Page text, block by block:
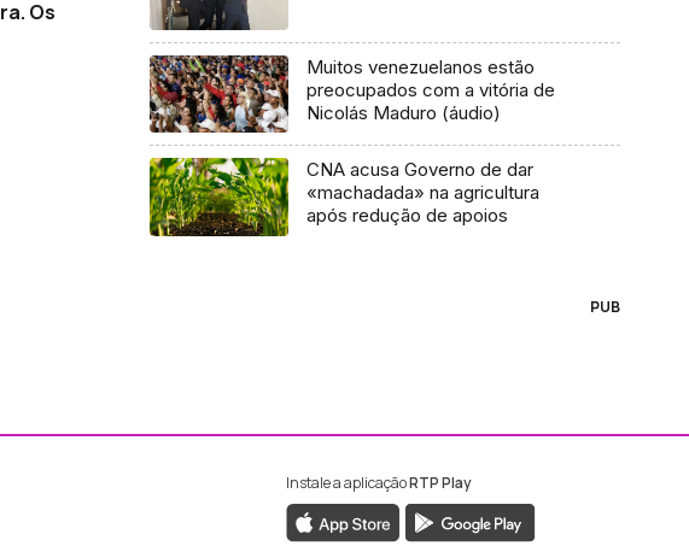
Os
Muitos venezuelanos estão
preocupados com a vitória de
Nicolás Maduro (áudio)
CNA acusa Governo de dar
«machadada» na agricultura
após redução de apoios
PUB
ao Facebook da RTP Madeira
ao Instagram da RTP Madeira
Instale a aplicaçãoRTP Play